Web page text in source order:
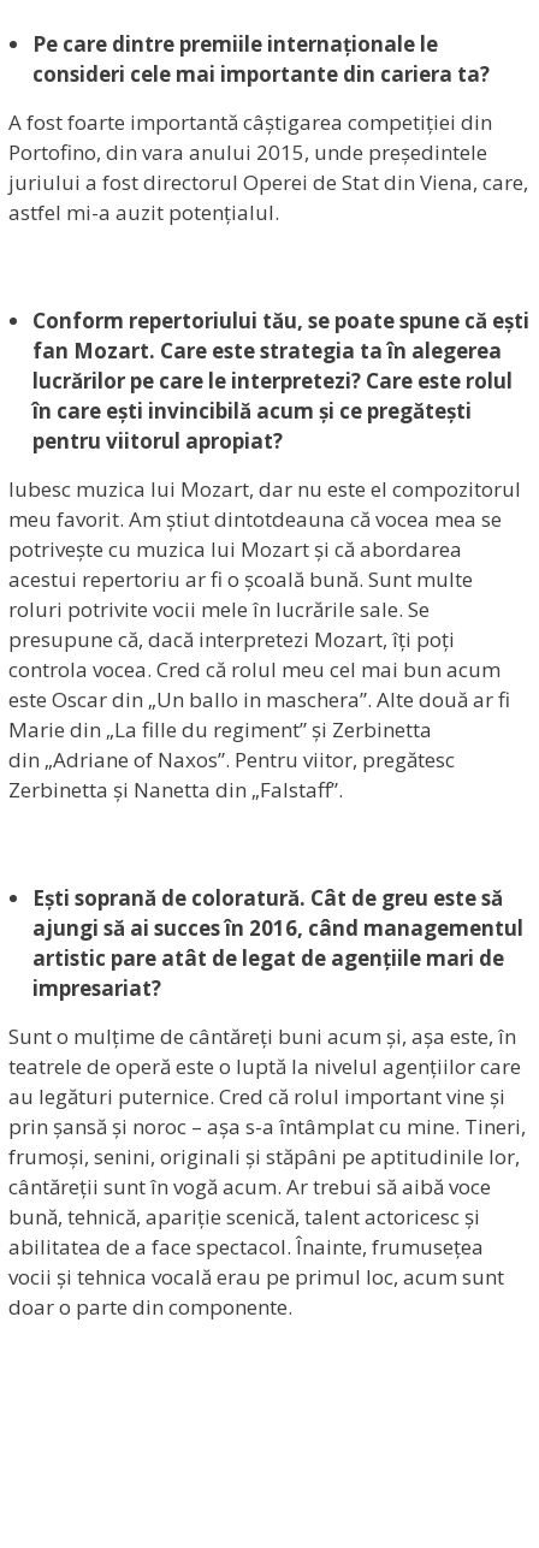
Pe care dintre premiile internaționale le
consideri cele mai importante din cariera ta?
A fost foarte importantă câștigarea competiției din
Portofino, din vara anului 2015, unde președintele
juriului a fost directorul Operei de Stat din Viena, care,
astfel mi-a auzit potențialul.
Conform repertoriului tău, se poate spune că ești
fan Mozart. Care este strategia ta în alegerea
lucrărilor pe care le interpretezi? Care este rolul
în care ești invincibilă acum și ce pregătești
pentru viitorul apropiat?
Iubesc muzica lui Mozart, dar nu este el compozitorul
meu favorit. Am știut dintotdeauna că vocea mea se
potrivește cu muzica lui Mozart și că abordarea
acestui repertoriu ar fi o școală bună. Sunt multe
roluri potrivite vocii mele în lucrările sale. Se
presupune că, dacă interpretezi Mozart, îți poți
controla vocea. Cred că rolul meu cel mai bun acum
este Oscar din „Un ballo in maschera”. Alte două ar fi
Marie din „La fille du regiment” și Zerbinetta
din „Adriane of Naxos”. Pentru viitor, pregătesc
Zerbinetta și Nanetta din „Falstaff”.
Ești soprană de coloratură. Cât de greu este să
ajungi să ai succes în 2016, când managementul
artistic pare atât de legat de agențiile mari de
impresariat?
Sunt o mulțime de cântăreți buni acum și, așa este, în
teatrele de operă este o luptă la nivelul agențiilor care
au legături puternice. Cred că rolul important vine și
prin șansă și noroc – așa s-a întâmplat cu mine. Tineri,
frumoși, senini, originali și stăpâni pe aptitudinile lor,
cântăreții sunt în vogă acum. Ar trebui să aibă voce
bună, tehnică, apariție scenică, talent actoricesc și
abilitatea de a face spectacol. Înainte, frumusețea
vocii și tehnica vocală erau pe primul loc, acum sunt
doar o parte din componente.